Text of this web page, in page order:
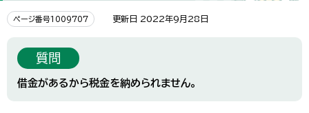
ページ番号1009707 更新日 2022年9月28日
質問
借金があるから税金を納められません。